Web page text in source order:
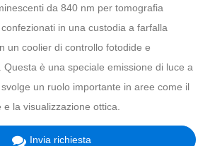
da 840 nm per tomografia
in una custodia a farfalla
un coolier di controllo fotodide e
è una speciale emissione di luce a
un ruolo importante in aree come il
la visualizzazione ottica.
Invia richiesta